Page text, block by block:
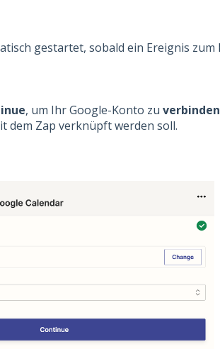
gestartet, sobald ein Ereignis
, um Ihr Google-Konto zu verbinden
dem Zap verknüpft werden soll.